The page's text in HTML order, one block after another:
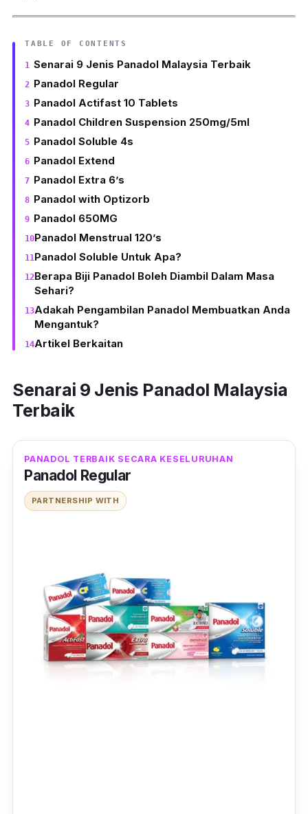
TABLE OF CONTENTS
Senarai 9 Jenis Panadol Malaysia Terbaik
Panadol Regular
Panadol Actifast 10 Tablets
Panadol Children Suspension 250mg/5ml
Panadol Soluble 4s
Panadol Extend
Panadol Extra 6’s
Panadol with Optizorb
Panadol 650MG
Panadol Menstrual 120’s
Panadol Soluble Untuk Apa?
Berapa Biji Panadol Boleh Diambil Dalam Masa
Sehari?
Adakah Pengambilan Panadol Membuatkan Anda
Mengantuk?
Artikel Berkaitan
Senarai 9 Jenis Panadol Malaysia
Terbaik
PANADOL TERBAIK SECARA KESELURUHAN
Panadol Regular
PARTNERSHIP WITH